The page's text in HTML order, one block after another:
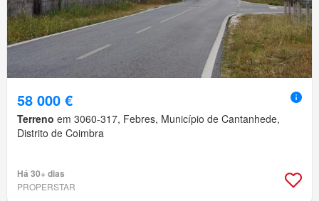
58 000 €
Terreno em 3060-317, Febres, Município de Cantanhede,
Distrito de Coimbra
Há 30+ dias
PROPERSTAR